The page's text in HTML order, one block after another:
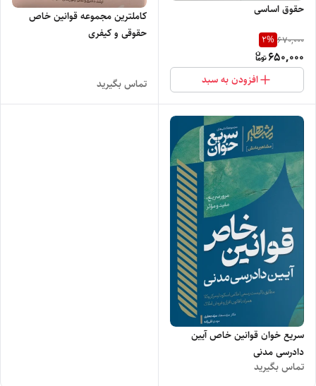
حقوق اساسی
670,000
2%
650,000
افزودن به سبد
کاملترین مجموعه قوانین خاص
حقوقی و کیفری
تماس بگیرید
سریع خوان قوانین خاص آیین
دادرسی مدنی
تماس بگیرید